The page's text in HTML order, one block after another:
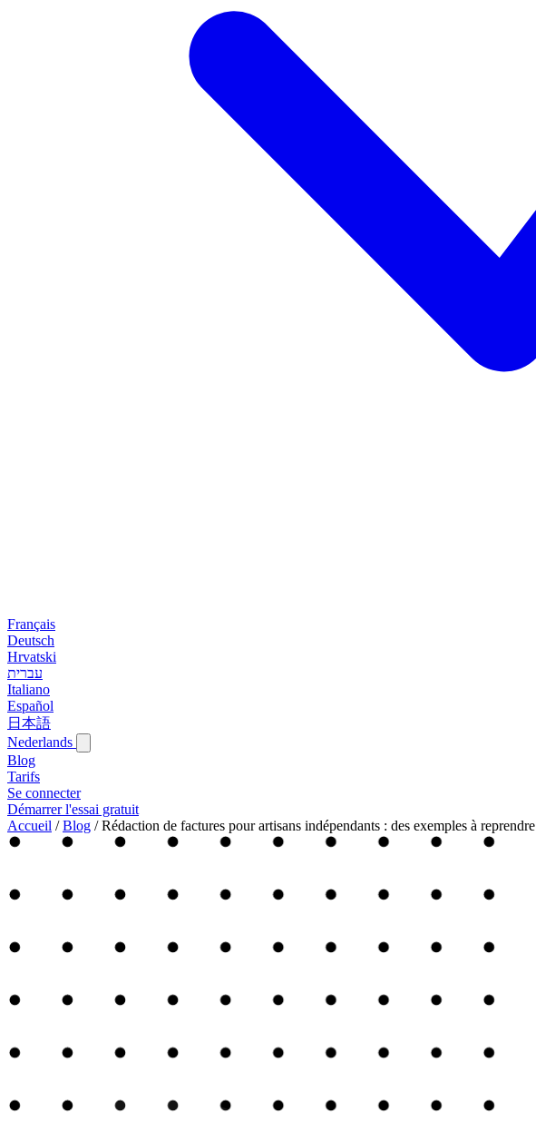
Français
Deutsch
Hrvatski
עברית
Italiano
Español
日本語
Nederlands
Blog‎
Tarifs
Se connecter
Démarrer l'essai gratuit
Accueil / Blog‎ / Rédaction de factures pour artisans indépendants : des exemples à reprendre